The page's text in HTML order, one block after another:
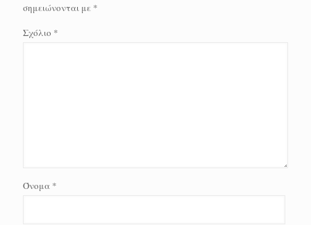
σημειώνονται με *
Σχόλιο *
Όνομα *